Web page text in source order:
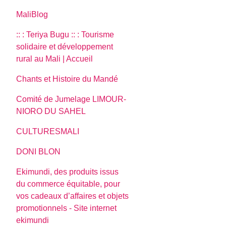
MaliBlog
:: : Teriya Bugu :: : Tourisme
solidaire et développement
rural au Mali | Accueil
Chants et Histoire du Mandé
Comité de Jumelage LIMOUR-
NIORO DU SAHEL
CULTURESMALI
DONI BLON
Ekimundi, des produits issus
du commerce équitable, pour
vos cadeaux d’affaires et objets
promotionnels - Site internet
ekimundi